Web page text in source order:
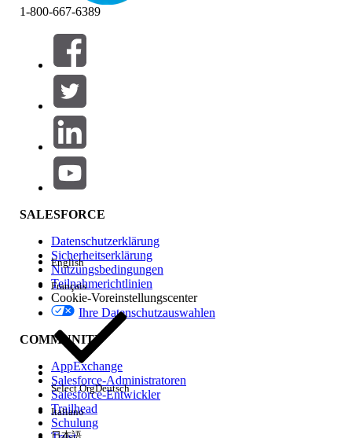
1-800-667-6389
SALESFORCE
Datenschutzerklärung
Sicherheitserklärung
Nutzungsbedingungen
Teilnahmerichtlinien
Cookie-Voreinstellungscenter
Ihre Datenschutzauswahlen
COMMUNITY
AppExchange
Salesforce-Administratoren
Salesforce-Entwickler
Trailhead
Schulung
English
Français
Select OrgDeutsch
Italiano
日本語